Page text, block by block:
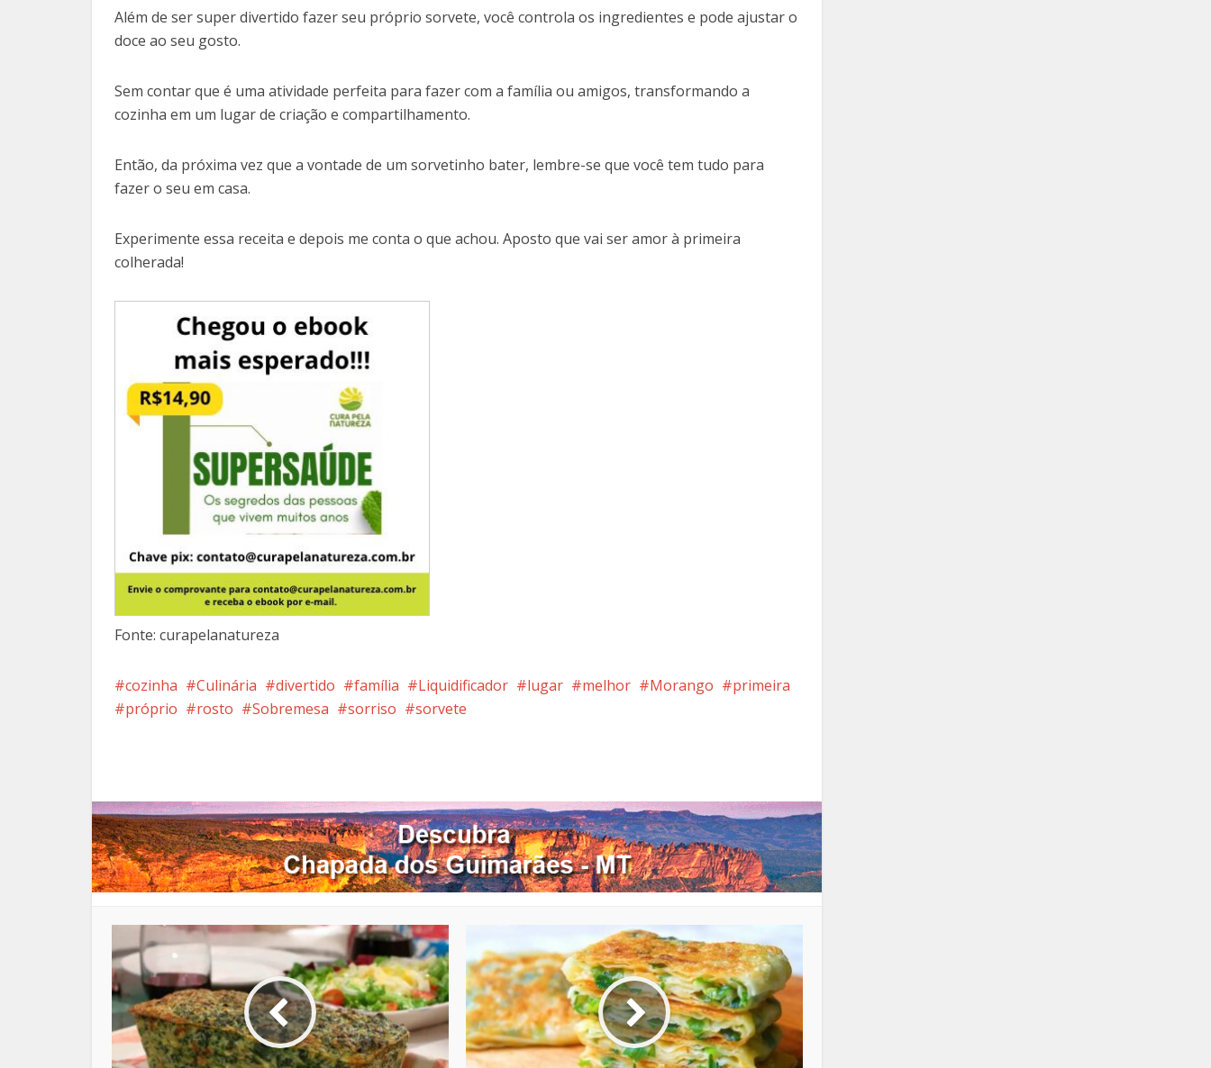
Além de ser super divertido fazer seu próprio sorvete, você controla os ingredientes e pode ajustar o
doce ao seu gosto.
Sem contar que é uma atividade perfeita para fazer com a família ou amigos, transformando a
cozinha em um lugar de criação e compartilhamento.
Então, da próxima vez que a vontade de um sorvetinho bater, lembre-se que você tem tudo para
fazer o seu em casa.
Experimente essa receita e depois me conta o que achou. Aposto que vai ser amor à primeira
colherada!
Fonte: curapelanatureza
cozinha Culinária divertido família Liquidificador lugar melhor Morango
primeira
próprio
rosto Sobremesa sorriso sorvete